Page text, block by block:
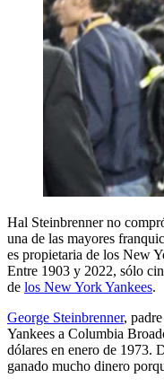
Hal Steinbrenner no
una de las mayores
es propietaria de los New
Entre 1903 y 2022, sólo
de los New York Yankees.
George Steinbrenner,
Yankees a Columbia
dólares en enero de 1973.
ganado mucho dinero